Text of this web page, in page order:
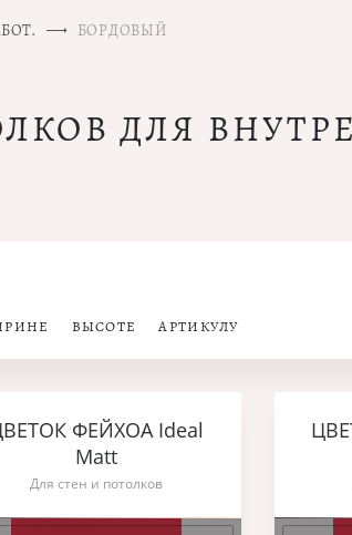
БОРДОВЫЙ
ДЛЯ
ВЫСОТЕ АРТИКУЛУ
ФЕЙХОА Ideal
Matt
Для стен и потолков